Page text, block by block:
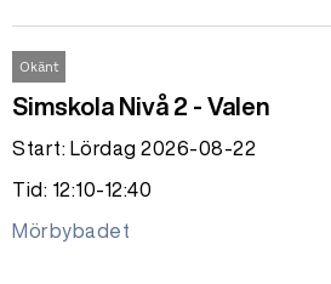
Okänt
Simskola Nivå 2 - Valen
Start: Lördag 2026-08-22
Tid: 12:10-12:40
Mörbybadet